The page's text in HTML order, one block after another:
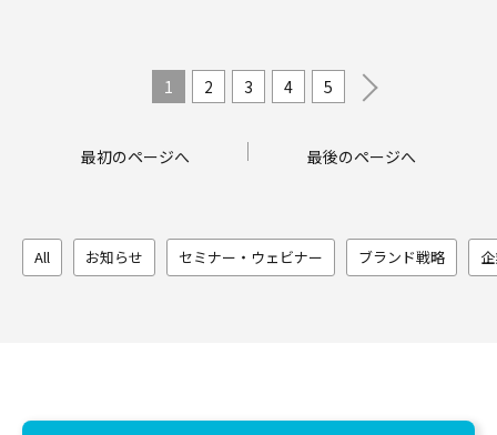
1 2 3 4 5
最初のページへ 最後のページへ
All お知らせ セミナー・ウェビナー ブランド戦略